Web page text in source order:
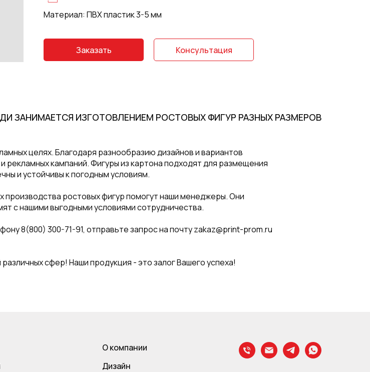
Заказать Консультация
Материал: ПВХ пластик 3-5 мм
ЗАНИМАЕТСЯ ИЗГОТОВЛЕНИЕМ РОСТОВЫХ ФИГУР РАЗНЫХ РАЗМЕРОВ
целях. Благодаря разнообразию дизайнов и вариантов
кампаний. Фигуры из картона подходят для размещения
и устойчивы к погодным условиям.
производства ростовых фигур помогут наши менеджеры. Они
с нашими выгодными условиями сотрудничества.
8(800) 300-71-91, отправьте запрос на почту zakaz@print-prom.ru
сфер! Наши продукция - это залог Вашего успеха!
О компании
Дизайн